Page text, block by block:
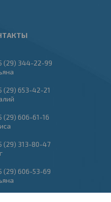
(29) 344-22-99
(29) 653-42-21
(29) 606-61-16
(29) 313-80-47
(29) 606-53-69